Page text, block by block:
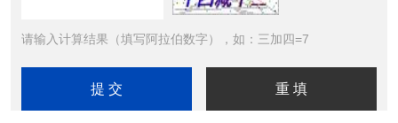
请输入计算结果（填写阿拉伯数字），如：三加四=7